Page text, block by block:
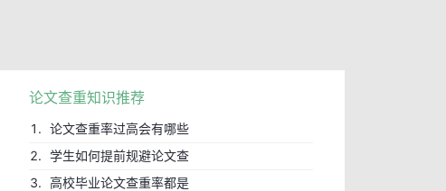
论文查重知识推荐
论文查重率过高会有哪些
学生如何提前规避论文查
高校毕业论文查重率都是